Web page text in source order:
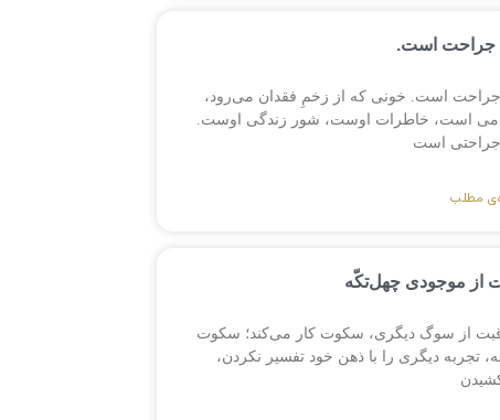
جراحت است.
جراحت است. خونی که از زخمِ فقدان می‌رود،
است، خاطرات اوست، شور زندگی اوست.
جراحتی است
مطلب
از موجودی چهل‌تکّه
از سوگ دیگری، سکوت کار می‌کند؛ سکوت
تجربه دیگری را با ذهن خود تفسیر نکردن،